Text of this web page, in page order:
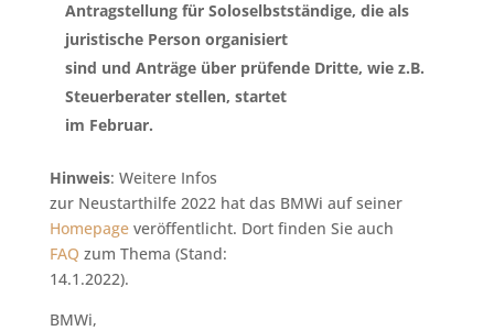
Antragstellung für Soloselbstständige, die als
juristische Person organisiert
sind und Anträge über prüfende Dritte, wie z.B.
Steuerberater stellen, startet
im Februar.
Hinweis: Weitere Infos
zur Neustarthilfe 2022 hat das BMWi auf seiner
Homepageveröffentlicht. Dort finden Sie auch
FAQ zum Thema (Stand:
14.1.2022).
BMWi,